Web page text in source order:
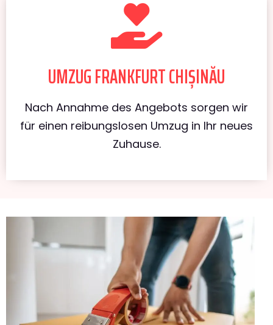
UMZUG FRANKFURT CHIȘINĂU
Nach Annahme des Angebots sorgen wir
für einen reibungslosen Umzug in Ihr neues
Zuhause.